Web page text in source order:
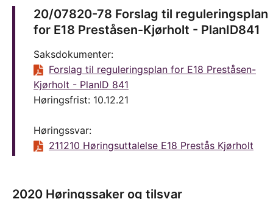
20/07820-78 Forslag til reguleringsplan
for E18 Preståsen-Kjørholt - PlanID841
Saksdokumenter:
Forslag til reguleringsplan for E18 Preståsen-
Kjørholt - PlanID 841
Høringsfrist: 10.12.21
Høringssvar:
211210 Høringsuttalelse E18 Prestås Kjørholt
2020 Høringssaker og tilsvar